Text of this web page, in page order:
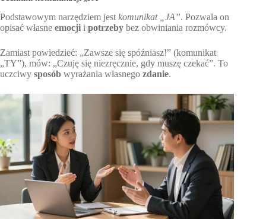
Podstawowym narzędziem jest komunikat „JA”. Pozwala on
opisać własne emocji i potrzeby bez obwiniania rozmówcy.
Zamiast powiedzieć: „Zawsze się spóźniasz!” (komunikat
„TY”), mów: „Czuję się niezręcznie, gdy muszę czekać”. To
uczciwy sposób wyrażania własnego zdanie.